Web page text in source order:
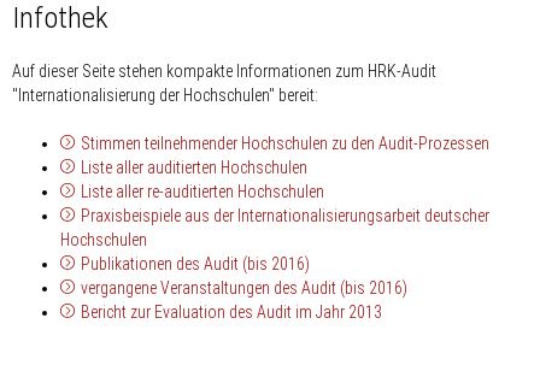
Infothek
Auf dieser Seite stehen kompakte Informationen zum HRK-Audit
"Internationalisierung der Hochschulen" bereit:
Stimmen teilnehmender Hochschulen zu den Audit-Prozessen
Liste aller auditierten Hochschulen
Liste aller re-auditierten Hochschulen
Praxisbeispiele aus der Internationalisierungsarbeit deutscher
Hochschulen
Publikationen des Audit (bis 2016)
vergangeneVeranstaltungen des Audit (bis 2016)
Bericht zur Evaluation des Audit im Jahr 2013